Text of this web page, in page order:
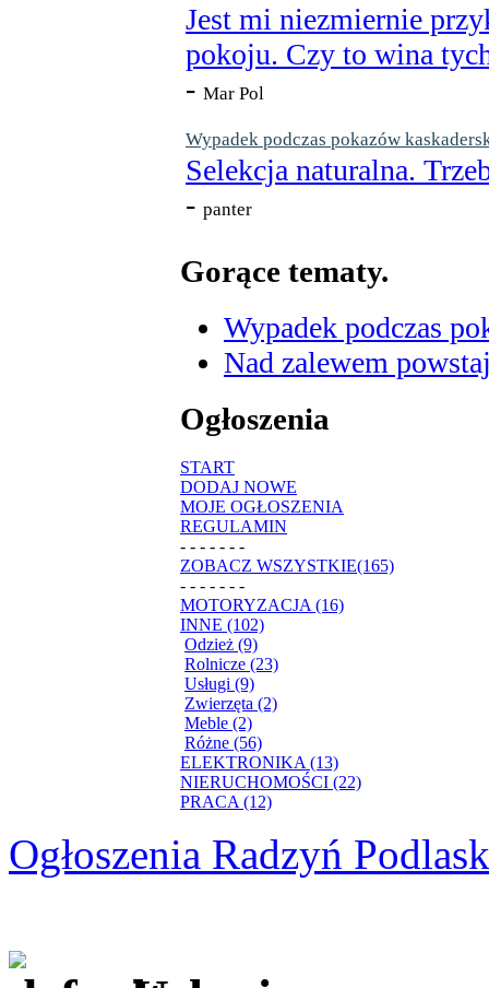
Jest mi niezmiernie
pokoju. Czy to wina
- Mar Pol
Wypadek podczas pokazów
Selekcja naturalna.
- panter
Gorące tematy.
Wypadek podczas
Nad zalewem
Ogłoszenia
START
DODAJ NOWE
MOJE OGŁOSZENIA
REGULAMIN
- - - - - - -
ZOBACZ WSZYSTKIE(165)
- - - - - - -
MOTORYZACJA (16)
INNE (102)
Odzież (9)
Rolnicze (23)
Usługi (9)
Zwierzęta (2)
Meble (2)
Różne (56)
ELEKTRONIKA (13)
NIERUCHOMOŚCI (22)
PRACA (12)
Ogłoszenia Radzyń